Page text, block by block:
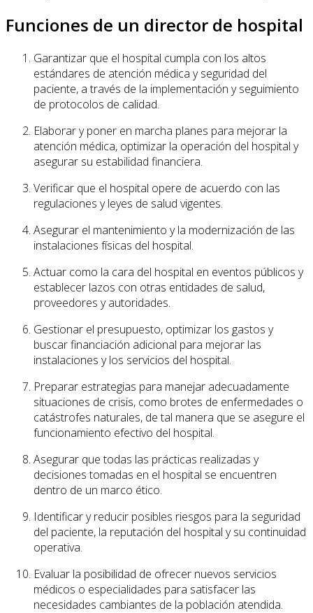
Funciones de un director de hospital
Garantizar que el hospital cumpla con los altos
estándares de atención médica y seguridad del
paciente, a través de la implementación y seguimiento
de protocolos de calidad.
Elaborar y poner en marcha planes para mejorar la
atención médica, optimizar la operación del hospital y
asegurar su estabilidad financiera.
Verificar que el hospital opere de acuerdo con las
regulaciones y leyes de salud vigentes.
Asegurar el mantenimiento y la modernización de las
instalaciones físicas del hospital.
Actuar como la cara del hospital en eventos públicos y
establecer lazos con otras entidades de salud,
proveedores y autoridades.
Gestionar el presupuesto, optimizar los gastos y
buscar financiación adicional para mejorar las
instalaciones y los servicios del hospital.
Preparar estrategias para manejar adecuadamente
situaciones de crisis, como brotes de enfermedades o
catástrofes naturales, de tal manera que se asegure el
funcionamiento efectivo del hospital.
Asegurar que todas las prácticas realizadas y
decisiones tomadas en el hospital se encuentren
dentro de un marco ético.
Identificar y reducir posibles riesgos para la seguridad
del paciente, la reputación del hospital y su continuidad
operativa.
Evaluar la posibilidad de ofrecer nuevos servicios
médicos o especialidades para satisfacer las
necesidades cambiantes de la población atendida.